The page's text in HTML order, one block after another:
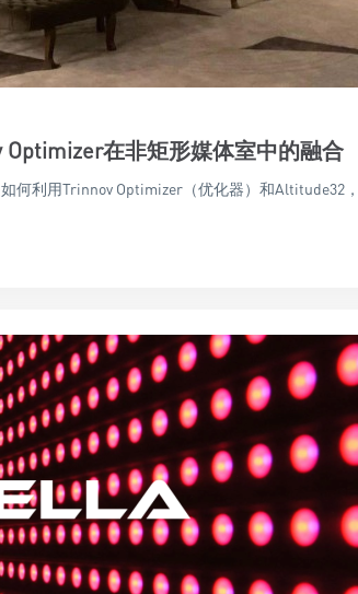
Optimizer在非矩形媒体室中的融合
何利用Trinnov Optimizer（优化器）和Altitude32，